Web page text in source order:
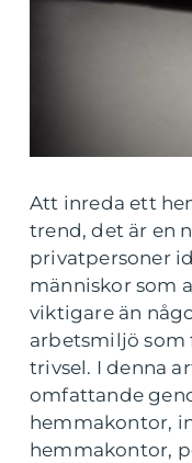
Att inreda ett
trend, det är en
privatpersoner
människor som
viktigare än
arbetsmiljö
trivsel. I denna
omfattande
hemmakontor,
hemmakontor,